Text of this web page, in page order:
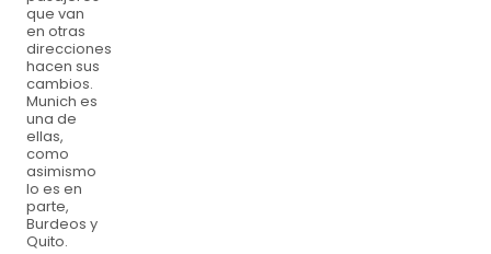
que van
en otras
direcciones
hacen sus
cambios.
Munich es
una de
ellas,
como
asimismo
lo es en
parte,
Burdeos y
Quito.